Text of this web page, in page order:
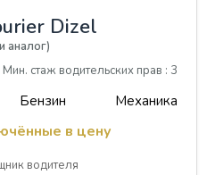
Dizel
аналог)
стаж водительских прав : 3
Бензин Механика
в цену
водителя